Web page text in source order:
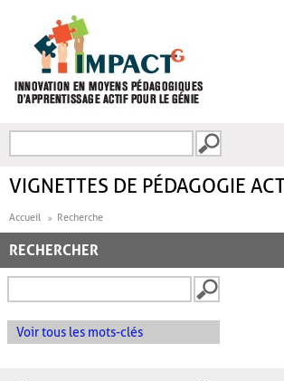
FORMULAIRE DE
VIGNETTES DE PÉDAGOGIE
Accueil Recherche
RECHERCHER
Voir tous les mots-clés